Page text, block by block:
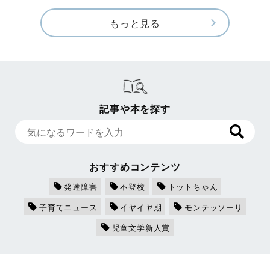
もっと見る
記事や本を探す
おすすめコンテンツ
発達障害 不登校
トットちゃん
子育てニュース
イヤイヤ期
モンテッソーリ
児童文学新人賞